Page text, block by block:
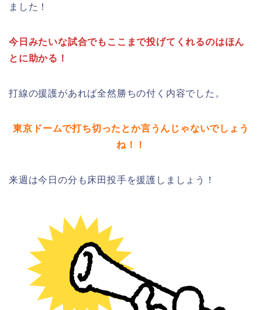
ました！
今日みたいな試合でもここまで投げてくれるのはほん
とに助かる！
打線の援護があれば全然勝ちの付く内容でした。
東京ドームで打ち切ったとか言うんじゃないでしょう
ね！！
来週は今日の分も床田投手を援護しましょう！